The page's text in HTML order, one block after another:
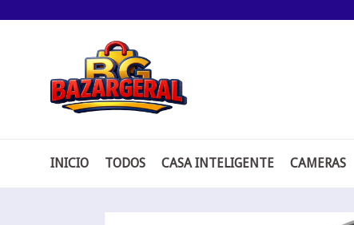
para
INICIO TODOS CASA INTELIGENTE CAMERAS